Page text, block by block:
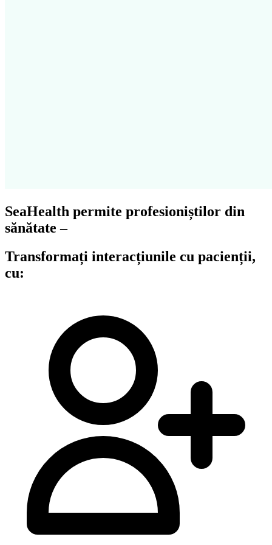
SeaHealth permite profesioniștilor din
sănătate –
Transformați interacțiunile cu pacienții,
cu: